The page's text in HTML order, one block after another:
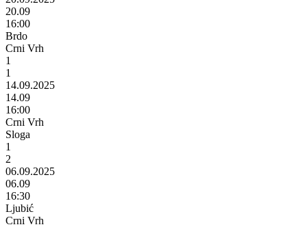
20.09
16:00
Brdo
Crni Vrh
1
1
14.09.2025
14.09
16:00
Crni Vrh
Sloga
1
2
06.09.2025
06.09
16:30
Ljubić
Crni Vrh